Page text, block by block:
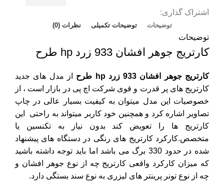
اشتراک گذاری:
توضیحات توضیحات تکمیلی نظرات (0)
توضیحات
کارتریج جوهر افشان 933 زرد hp طرح
کارتریج جوهر افشان 933 زرد hp طرح از مدل های جدید
کارتریج های پر قدرت و قوی شرکت اچ پی در بازار است ، از
خصوصیات این مدل میتوان به کیفیت بسیار عالی در چاپ
تصاویر اشاره کرد و همچنین خود کاربر میتواند به راحتی این
کارتریج ها را تعویض کند بدون نیاز به تکنسین یا
متخصص.کارکرد کارتریج های رنگی در دستگاه های پیشنهاد
شده در حدود 330
برگ می باشد اما باید توجه داشته باشید
که میزان کارکرد واقعی کارتریج چه از نوع جوهر افشان و
چه از نوع تونر پرینتر های لیزری به نوع سند بستگی دارد.